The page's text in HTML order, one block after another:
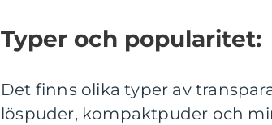
Typer och popularitet:
Det finns olika typer av
löspuder, kompaktpuder och